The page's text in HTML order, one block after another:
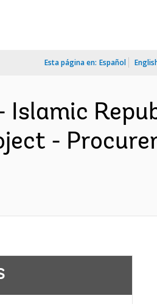
Esta página en: Español
Islamic
-